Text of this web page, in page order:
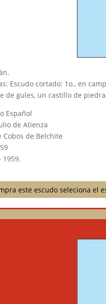
Escudo cortado: 1o., en
de gules, un castillo de
Español
de Atienza
Cobos de Belchite
1959.
este escudo seleciona el